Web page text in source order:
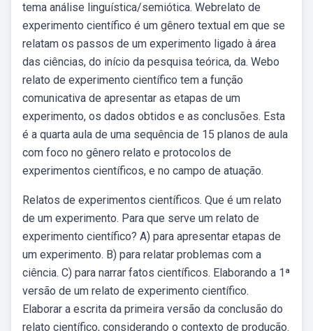
tema análise linguística/semiótica. Webrelato de
experimento científico é um gênero textual em que se
relatam os passos de um experimento ligado à área
das ciências, do início da pesquisa teórica, da. Webo
relato de experimento científico tem a função
comunicativa de apresentar as etapas de um
experimento, os dados obtidos e as conclusões. Esta
é a quarta aula de uma sequência de 15 planos de aula
com foco no gênero relato e protocolos de
experimentos científicos, e no campo de atuação.
Relatos de experimentos científicos. Que é um relato
de um experimento. Para que serve um relato de
experimento científico? A) para apresentar etapas de
um experimento. B) para relatar problemas com a
ciência. C) para narrar fatos científicos. Elaborando a 1ª
versão de um relato de experimento científico.
Elaborar a escrita da primeira versão da conclusão do
relato científico, considerando o contexto de produção.